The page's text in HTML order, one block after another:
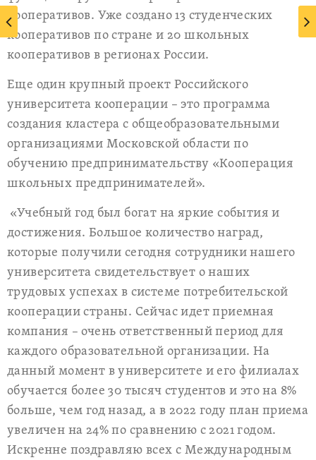
кооперативов. Уже создано 13 студенческих
кооперативов по стране и 20 школьных
кооперативов в регионах России.
Еще один крупный проект Российского
университета кооперации – это программа
создания кластера с общеобразовательными
организациями Московской области по
обучению предпринимательству «Кооперация
школьных предпринимателей».
«Учебный год был богат на яркие события и
достижения. Большое количество наград,
которые получили сегодня сотрудники нашего
университета свидетельствует о наших
трудовых успехах в системе потребительской
кооперации страны. Сейчас идет приемная
компания – очень ответственный период для
каждого образовательной организации. На
данный момент в университете и его филиалах
обучается более 30 тысяч студентов и это на 8%
больше, чем год назад, а в 2022 году план приема
увеличен на 24% по сравнению с 2021 годом.
Искренне поздравляю всех с Международным